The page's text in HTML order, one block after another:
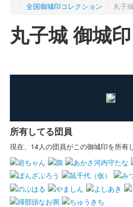
/ 全国御城印コレクション / 丸子
丸子城 御城印
所有してる団員
現在、14人の団員がこの御城印を所有